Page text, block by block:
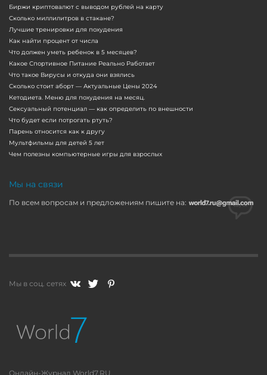
Биржи криптовалют с выводом рублей на карту
Сколько миллилитров в стакане?
Лучшие тренировки для похудения
Как найти процент от числа
Что должен уметь ребенок в 5 месяцев?
Какое Спортивное Питание Реально Работает
Что такое Вирусы и откуда они взялись
Сколько стоит аборт — Актуальные Цены 2024
Кетодиета. Меню для похудения на месяц.
Сексуальный потенциал — как определить по внешности
Что будет если потрогать ртуть?
Парень относится как к другу
Мультфильмы для детей 5 лет
Чем полезны компьютерные игры для взрослых
Мы на связи
По всем вопросам и предложениям пишите на:
Мы в соц. сетях
Онлайн-Журнал World7.RU